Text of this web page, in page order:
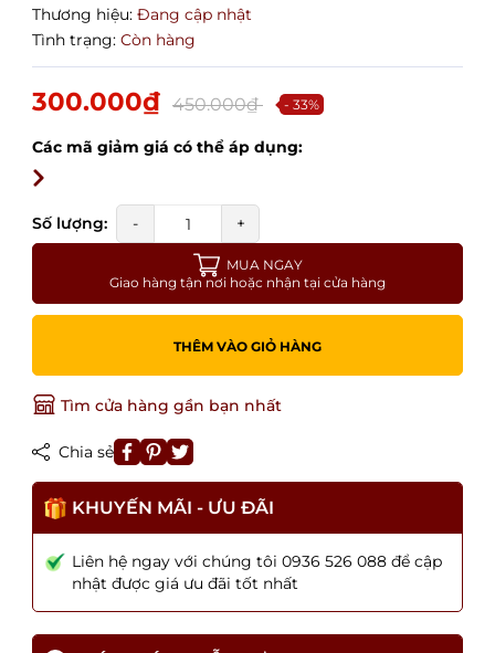
Thương hiệu: Đang cập nhật
Tình trạng: Còn hàng
300.000₫ 450.000₫ - 33%
Các mã giảm giá có thể áp dụng:
Số lượng: - +
MUA NGAY
Giao hàng tận nơi hoặc nhận tại cửa hàng
THÊM VÀO GIỎ HÀNG
Tìm cửa hàng gần bạn nhất
Chia sẻ
KHUYẾN MÃI - ƯU ĐÃI
Liên hệ ngay với chúng tôi 0936 526 088 để cập
nhật được giá ưu đãi tốt nhất